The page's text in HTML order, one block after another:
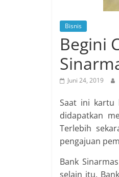
Bisnis
Begini
Juni 24, 2019
Saat ini kartu
didapatkan
Terlebih
pengajuan
Bank
selain itu,